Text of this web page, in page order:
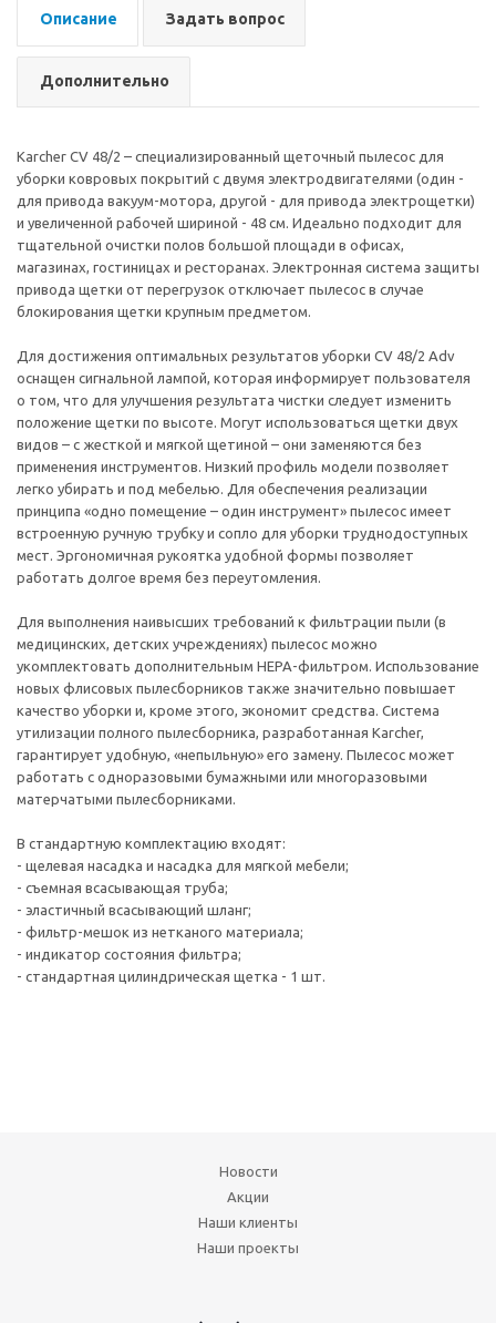
Описание Задать вопрос
Дополнительно
Karcher CV 48/2 – специализированный щеточный пылесос для
уборки ковровых покрытий с двумя электродвигателями (один -
для привода вакуум-мотора, другой - для привода электрощетки)
и увеличенной рабочей шириной - 48 см. Идеально подходит для
тщательной очистки полов большой площади в офисах,
магазинах, гостиницах и ресторанах. Электронная система защиты
привода щетки от перегрузок отключает пылесос в случае
блокирования щетки крупным предметом.
Для достижения оптимальных результатов уборки CV 48/2 Adv
оснащен сигнальной лампой, которая информирует пользователя
о том, что для улучшения результата чистки следует изменить
положение щетки по высоте. Могут использоваться щетки двух
видов – с жесткой и мягкой щетиной – они заменяются без
применения инструментов. Низкий профиль модели позволяет
легко убирать и под мебелью. Для обеспечения реализации
принципа «одно помещение – один инструмент» пылесос имеет
встроенную ручную трубку и сопло для уборки труднодоступных
мест. Эргономичная рукоятка удобной формы позволяет
работать долгое время без переутомления.
Для выполнения наивысших требований к фильтрации пыли (в
медицинских, детских учреждениях) пылесос можно
укомплектовать дополнительным HEPA-фильтром. Использование
новых флисовых пылесборников также значительно повышает
качество уборки и, кроме этого, экономит средства. Система
утилизации полного пылесборника, разработанная Karcher,
гарантирует удобную, «непыльную» его замену. Пылесос может
работать с одноразовыми бумажными или многоразовыми
матерчатыми пылесборниками.
В стандартную комплектацию входят:
- щелевая насадка и насадка для мягкой мебели;
- съемная всасывающая труба;
- эластичный всасывающий шланг;
- фильтр-мешок из нетканого материала;
- индикатор состояния фильтра;
- стандартная цилиндрическая щетка - 1 шт.
Новости
Акции
Наши клиенты
Наши проекты